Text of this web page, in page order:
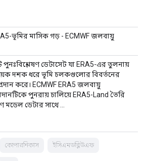
ভূমির মাসিক গড় - ECMWF জলবায়ু
ডেটাসেট যা ERA5-এর তুলনায়
দশক ধরে ভূমি চলকগুলোর বিবর্তনের
করে। ECMWF ERA5 জলবায়ু
পুনরায় চালিয়ে ERA5-Land তৈরি
মডেল ডেটার সাথে …
কোপারনিকাস ইসিএমডব্লিউএফ